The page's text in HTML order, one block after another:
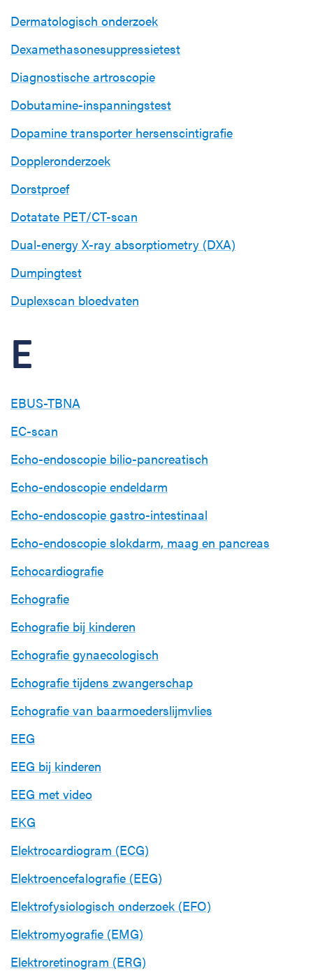
Dermatologisch onderzoek
Dexamethasonesuppressietest
Diagnostische artroscopie
Dobutamine-inspanningstest
Dopamine transporter hersenscintigrafie
Doppleronderzoek
Dorstproef
Dotatate PET/CT-scan
Dual-energy X-ray absorptiometry (DXA)
Dumpingtest
Duplexscan bloedvaten
E
EBUS-TBNA
EC-scan
Echo-endoscopie bilio-pancreatisch
Echo-endoscopie endeldarm
Echo-endoscopie gastro-intestinaal
Echo-endoscopie slokdarm, maag en pancreas
Echocardiografie
Echografie
Echografie bij kinderen
Echografie gynaecologisch
Echografie tijdens zwangerschap
Echografie van baarmoederslijmvlies
EEG
EEG bij kinderen
EEG met video
EKG
Elektrocardiogram (ECG)
Elektroencefalografie (EEG)
Elektrofysiologisch onderzoek (EFO)
Elektromyografie (EMG)
Elektroretinogram (ERG)